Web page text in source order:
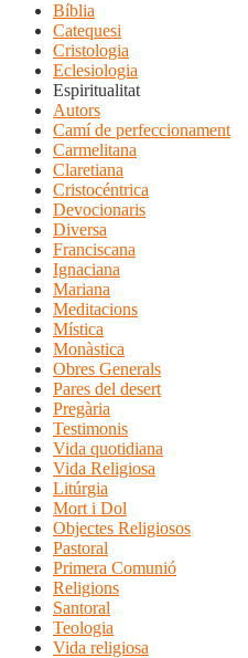
Bíblia
Catequesi
Cristologia
Eclesiologia
Espiritualitat
Autors
Camí de perfeccionament
Carmelitana
Claretiana
Cristocéntrica
Devocionaris
Diversa
Franciscana
Ignaciana
Mariana
Meditacions
Mística
Monàstica
Obres Generals
Pares del desert
Pregària
Testimonis
Vida quotidiana
Vida Religiosa
Litúrgia
Mort i Dol
Objectes Religiosos
Pastoral
Primera Comunió
Religions
Santoral
Teologia
Vida religiosa